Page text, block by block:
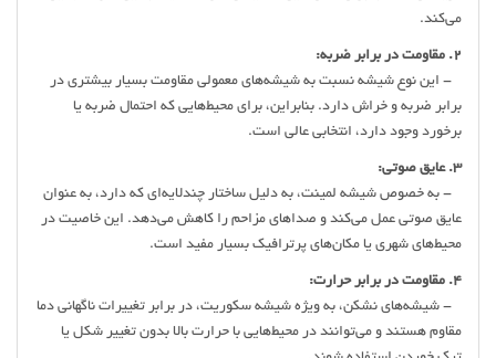
می‌کند.
2. مقاومت در برابر ضربه:
- این نوع شیشه نسبت به شیشه‌های معمولی مقاومت بسیار بیشتری در
برابر ضربه و خراش دارد. بنابراین، برای محیط‌هایی که احتمال ضربه یا
برخورد وجود دارد، انتخابی عالی است.
3. عایق صوتی:
- به خصوص شیشه لمینت، به دلیل ساختار چندلایه‌ای که دارد، به عنوان
عایق صوتی عمل می‌کند و صداهای مزاحم را کاهش می‌دهد. این خاصیت در
محیط‌های شهری یا مکان‌های پرترافیک بسیار مفید است.
4. مقاومت در برابر حرارت:
- شیشه‌های نشکن، به ویژه شیشه سکوریت، در برابر تغییرات ناگهانی دما
مقاوم هستند و می‌توانند در محیط‌هایی با حرارت بالا بدون تغییر شکل یا